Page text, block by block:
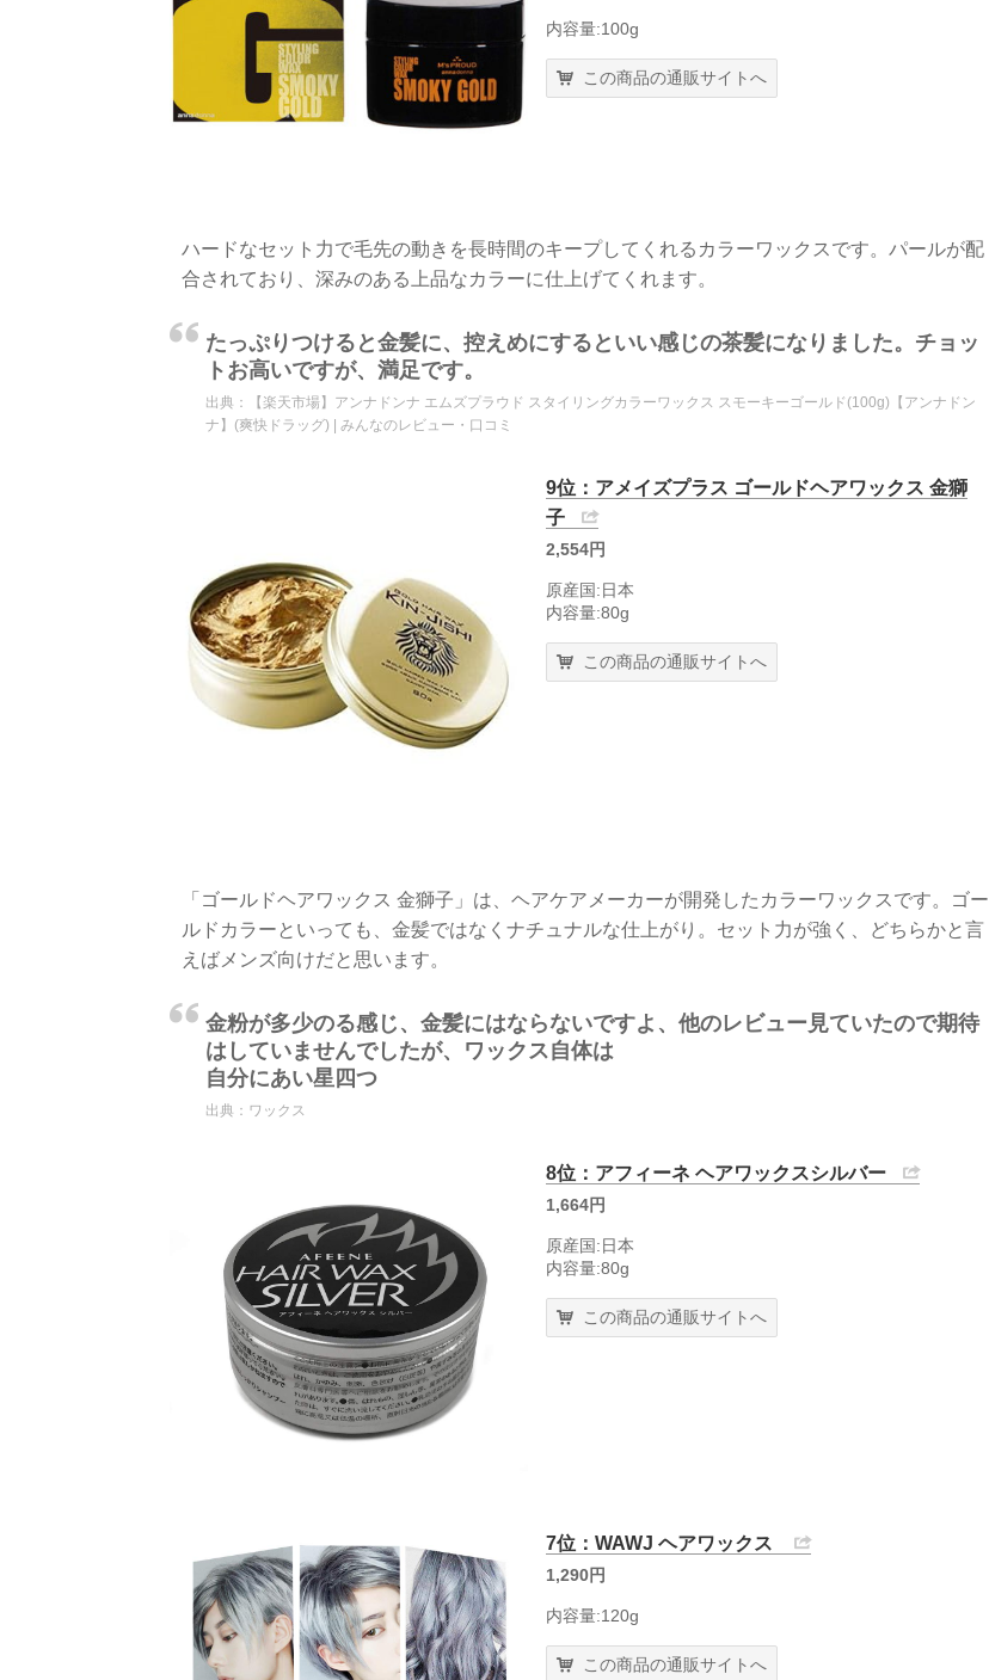
内容量:100g
この商品の通販サイトへ
ハードなセット力で毛先の動きを長時間のキープしてくれるカラーワックスです。パールが配
合されており、深みのある上品なカラーに仕上げてくれます。
たっぷりつけると金髪に、控えめにするといい感じの茶髪になりました。チョッ
トお高いですが、満足です。
出典：
【楽天市場】アンナドンナ エムズプラウド スタイリングカラーワックス スモーキーゴールド(100g)【アンナドン
ナ】(爽快ドラッグ) | みんなのレビュー・口コミ
9位：アメイズプラス ゴールドヘアワックス 金獅
子
2,554円
原産国:日本
内容量:80g
この商品の通販サイトへ
「ゴールドヘアワックス 金獅子」は、ヘアケアメーカーが開発したカラーワックスです。ゴー
ルドカラーといっても、金髪ではなくナチュナルな仕上がり。セット力が強く、どちらかと言
えばメンズ向けだと思います。
金粉が多少のる感じ、金髪にはならないですよ、他のレビュー見ていたので期待
はしていませんでしたが、ワックス自体は
自分にあい星四つ
出典： ワックス
8位：アフィーネ ヘアワックスシルバー
1,664円
原産国:日本
内容量:80g
この商品の通販サイトへ
7位：WAWJ ヘアワックス
1,290円
内容量:120g
この商品の通販サイトへ